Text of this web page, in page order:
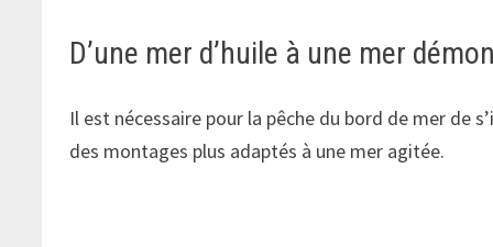
D’une mer d’huile à une mer
Il est nécessaire pour la pêche du bord de mer de
des montages plus adaptés à une mer agitée.